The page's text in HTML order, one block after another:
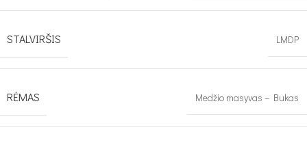
STALVIRŠIS LMDP
RĖMAS Medžio masyvas – Bukas